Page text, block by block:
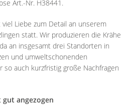
Art.-Nr. H38441.
Liebe zum Detail an unserem
statt. Wir produzieren die Krähe
an insgesamt drei Standorten in
und umweltschonenden
so auch kurzfristig große Nachfragen
angezogen